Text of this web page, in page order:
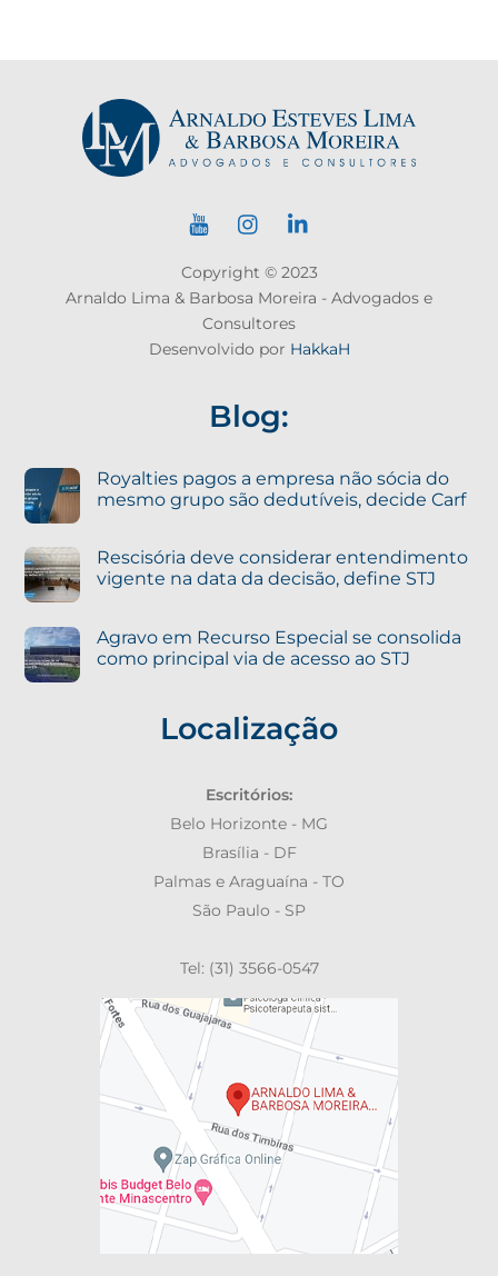
Copyright © 2023
Arnaldo Lima & Barbosa Moreira - Advogados e
Consultores
Desenvolvido por HakkaH
Blog:
Royalties pagos a empresa não sócia do
mesmo grupo são dedutíveis, decide Carf
Rescisória deve considerar entendimento
vigente na data da decisão, define STJ
Agravo em Recurso Especial se consolida
como principal via de acesso ao STJ
Localização
Escritórios:
Belo Horizonte - MG
Brasília - DF
Palmas e Araguaína - TO
São Paulo - SP
Tel: (31) 3566-0547